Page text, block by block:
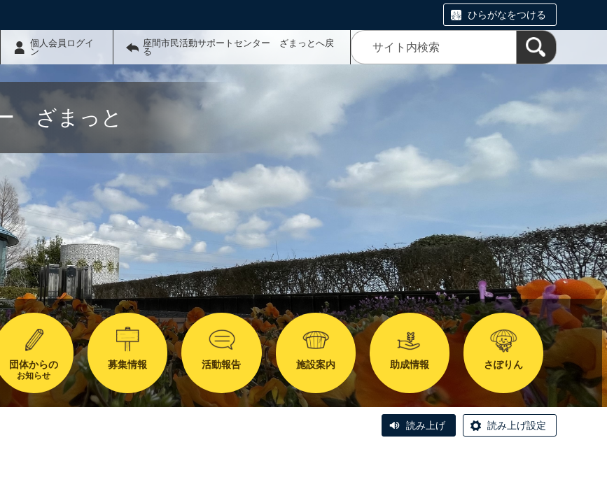
ひらがなをつける
個人会員ログイ
ン
座間市民活動サポートセンター ざまっとへ戻
る
ざまっと
団体からの
お知らせ
募集情報 活動報告 施設案内 助成情報 さぽりん
読み上げ 読み上げ設定